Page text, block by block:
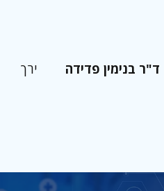
ד"ר בנימין פדידה ירך